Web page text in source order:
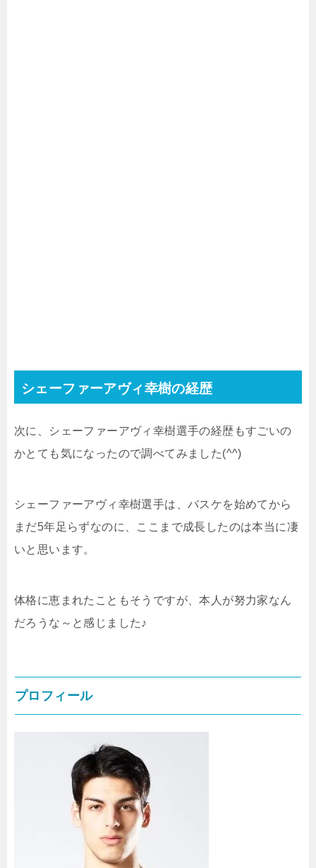
シェーファーアヴィ幸樹の経歴
次に、シェーファーアヴィ幸樹選手の経歴もすごいの
かとても気になったので調べてみました(^^)
シェーファーアヴィ幸樹選手は、バスケを始めてから
まだ5年足らずなのに、ここまで成長したのは本当に凄
いと思います。
体格に恵まれたこともそうですが、本人が努力家なん
だろうな～と感じました♪
プロフィール